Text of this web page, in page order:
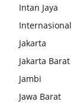
Intan Jaya
Internasional
Jakarta
Jakarta Barat
Jambi
Jawa Barat